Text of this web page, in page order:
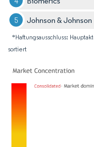
Johnson & Johnson
*Haftungsausschluss:
sortiert